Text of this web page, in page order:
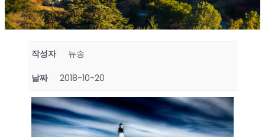
작성자 뉴송
날짜 2018-10-20